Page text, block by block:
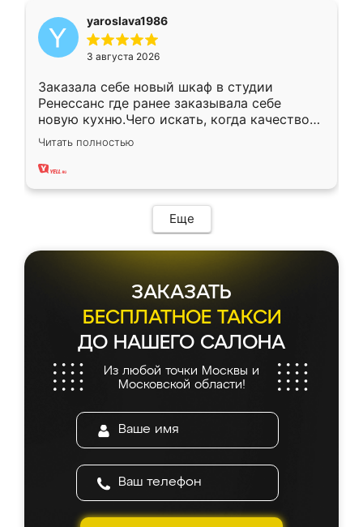
yaroslava1986
3 августа 2026
Заказала себе новый шкаф в студии
Ренессанс где ранее заказывала себе
новую кухню.Чего искать, когда качеством
вполне довольна. Служит кухня уже почти
два года, нареканий нет.
Читать полностью
Еще
ЗАКАЗАТЬ
БЕСПЛАТНОЕ ТАКСИ
ДО НАШЕГО САЛОНА
Из любой точки Москвы и
Московской области!